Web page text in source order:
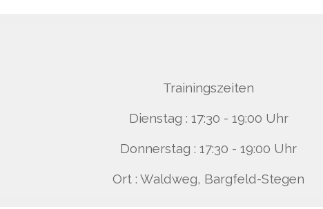
Trainingszeiten
Dienstag : 17:30 - 19:00 Uhr
Donnerstag : 17:30 - 19:00 Uhr
Ort : Waldweg, Bargfeld-Stegen